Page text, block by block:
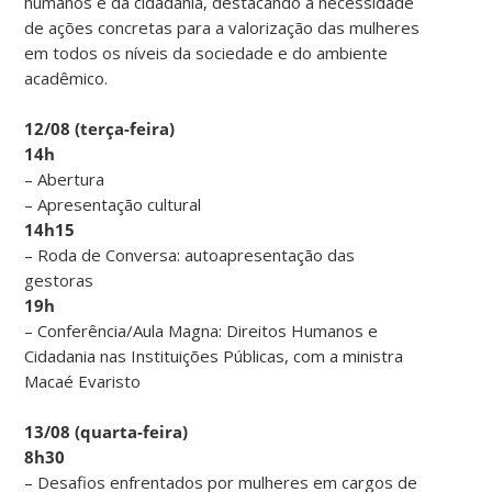
de ações concretas para a valorização das mulheres
em todos os níveis da sociedade e do ambiente
acadêmico.
12/08 (terça-feira)
14h
– Abertura
– Apresentação cultural
14h15
– Roda de Conversa: autoapresentação das
gestoras
19h
– Conferência/Aula Magna: Direitos Humanos e
Cidadania nas Instituições Públicas, com a ministra
Macaé Evaristo
13/08 (quarta-feira)
8h30
– Desafios enfrentados por mulheres em cargos de